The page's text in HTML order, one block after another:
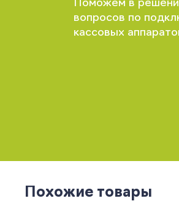
Поможем в
вопросов по
кассовых
Похожие товары